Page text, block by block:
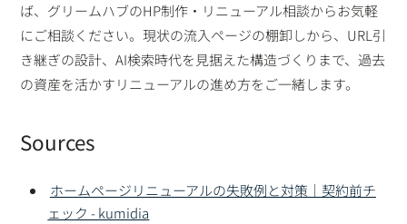
ば、グリームハブのHP制作・リニューアル相談からお気軽
にご相談ください。現状の流入ページの棚卸しから、URL引
き継ぎの設計、AI検索時代を見据えた構造づくりまで、過去
の資産を活かすリニューアルの進め方をご一緒します。
Sources
ホームページリニューアルの失敗例と対策｜契約前チ
ェック - kumidia